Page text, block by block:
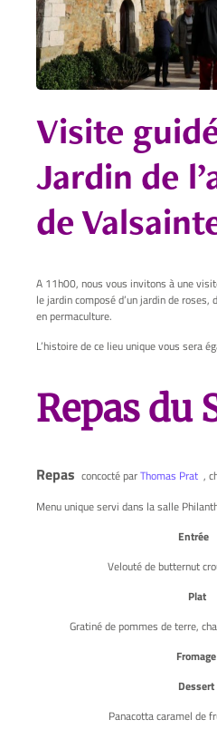
Visite
Jardin de
de
A 11h00, nous vous invitons à une
le jardin composé d’un jardin de roses,
en permaculture.
L’histoire de ce lieu unique vous sera
Repas du
Repas concocté parThomas Prat,
Menu unique servi dans la salle
Entrée
Velouté de butternut
Plat
Gratiné de pommes de terre,
Fromage
Dessert
Panacotta caramel de